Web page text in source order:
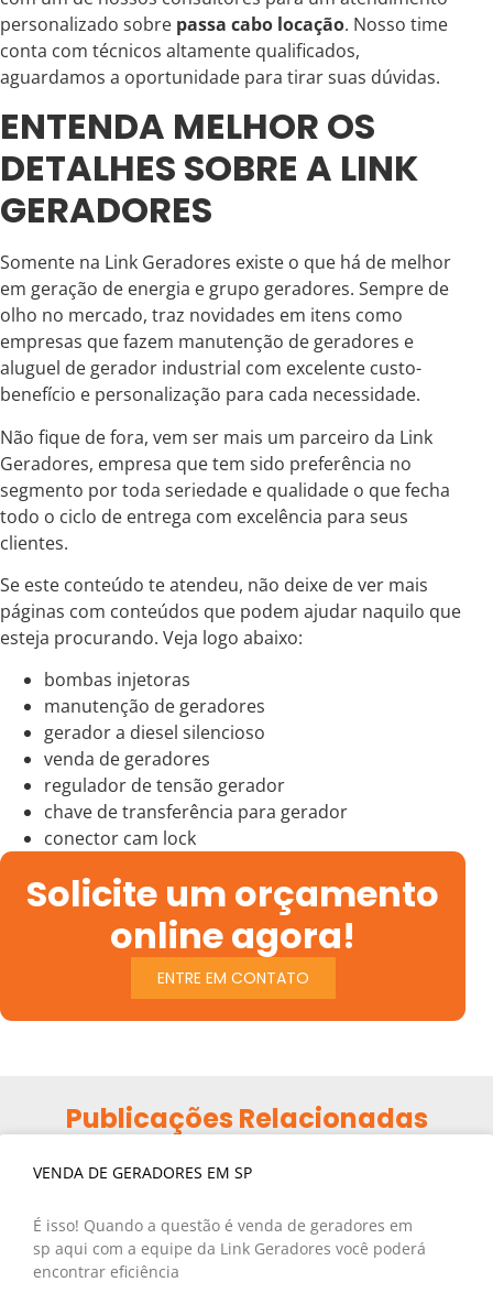
personalizado sobre passa cabo locação. Nosso time
conta com técnicos altamente qualificados,
aguardamos a oportunidade para tirar suas dúvidas.
ENTENDA MELHOR OS
DETALHES SOBRE A LINK
GERADORES
Somente na Link Geradores existe o que há de melhor
em geração de energia e grupo geradores. Sempre de
olho no mercado, traz novidades em itens como
empresas que fazem manutenção de geradores e
aluguel de gerador industrial com excelente custo-
benefício e personalização para cada necessidade.
Não fique de fora, vem ser mais um parceiro da Link
Geradores, empresa que tem sido preferência no
segmento por toda seriedade e qualidade o que fecha
todo o ciclo de entrega com excelência para seus
clientes.
Se este conteúdo te atendeu, não deixe de ver mais
páginas com conteúdos que podem ajudar naquilo que
esteja procurando. Veja logo abaixo:
bombas injetoras
manutenção de geradores
gerador a diesel silencioso
venda de geradores
regulador de tensão gerador
chave de transferência para gerador
conector cam lock
Solicite um orçamento
online agora!
ENTRE EM CONTATO
Publicações Relacionadas
VENDA DE GERADORES EM SP
É isso! Quando a questão é venda de geradores em
sp aqui com a equipe da Link Geradores você poderá
encontrar eficiência